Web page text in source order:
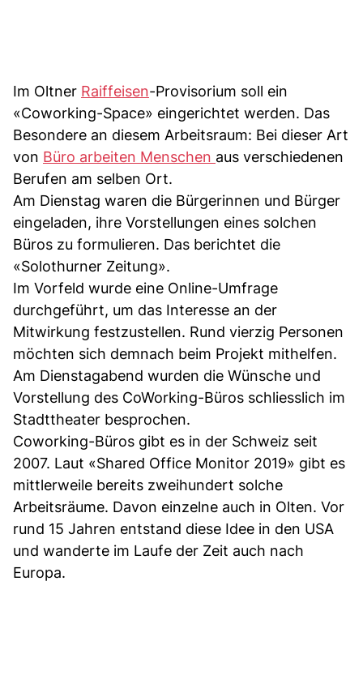
Im Oltner Raiffeisen-Provisorium soll ein
«Coworking-Space» eingerichtet werden. Das
Besondere an diesem Arbeitsraum: Bei dieser Art
von Büro arbeiten Menschen aus verschiedenen
Berufen am selben Ort.
Am Dienstag waren die Bürgerinnen und Bürger
eingeladen, ihre Vorstellungen eines solchen
Büros zu formulieren. Das berichtet die
«Solothurner Zeitung».
Im Vorfeld wurde eine Online-Umfrage
durchgeführt, um das Interesse an der
Mitwirkung festzustellen. Rund vierzig Personen
möchten sich demnach beim Projekt mithelfen.
Am Dienstagabend wurden die Wünsche und
Vorstellung des CoWorking-Büros schliesslich im
Stadttheater besprochen.
Coworking-Büros gibt es in der Schweiz seit
2007. Laut «Shared Office Monitor 2019» gibt es
mittlerweile bereits zweihundert solche
Arbeitsräume. Davon einzelne auch in Olten. Vor
rund 15 Jahren entstand diese Idee in den USA
und wanderte im Laufe der Zeit auch nach
Europa.